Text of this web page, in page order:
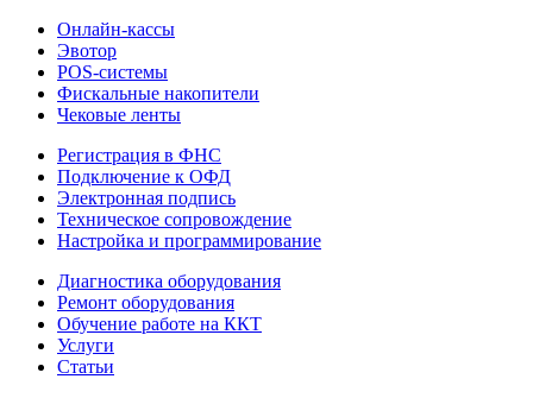
Онлайн-кассы
Эвотор
POS-системы
Фискальные накопители
Чековые ленты
Регистрация в ФНС
Подключение к ОФД
Электронная подпись
Техническое сопровождение
Настройка и программирование
Диагностика оборудования
Ремонт оборудования
Обучение работе на ККТ
Услуги
Статьи